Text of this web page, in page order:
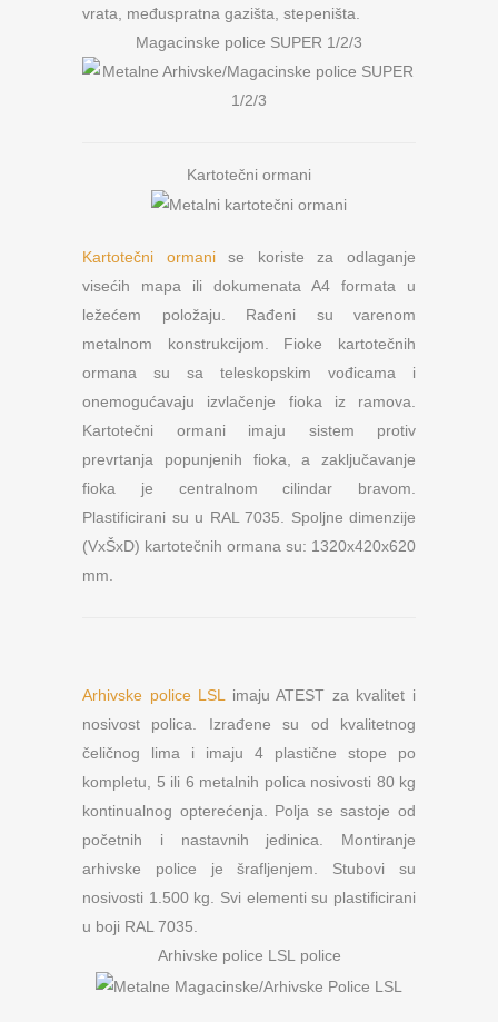
vrata, međuspratna gazišta, stepeništa.
Magacinske police SUPER 1/2/3
Kartotečni ormani
Kartotečni ormanise koriste za odlaganje
visećih mapa ili dokumenata A4 formata u
ležećem položaju. Rađeni su varenom
metalnom konstrukcijom. Fioke kartotečnih
ormana su sa teleskopskim vođicama i
onemogućavaju izvlačenje fioka iz ramova.
Kartotečni ormani imaju sistem protiv
prevrtanja popunjenih fioka, a zaključavanje
fioka je centralnom cilindar bravom.
Plastificirani su u RAL 7035. Spoljne dimenzije
(VxŠxD) kartotečnih ormana su: 1320x420x620
mm.
Arhivske police LSLimaju ATEST za kvalitet i
nosivost polica. Izrađene su od kvalitetnog
čeličnog lima i imaju 4 plastične stope po
kompletu, 5 ili 6 metalnih polica nosivosti 80 kg
kontinualnog opterećenja. Polja se sastoje od
početnih i nastavnih jedinica. Montiranje
arhivske police je šrafljenjem. Stubovi su
nosivosti 1.500 kg. Svi elementi su plastificirani
u boji RAL 7035.
Arhivske police LSL police